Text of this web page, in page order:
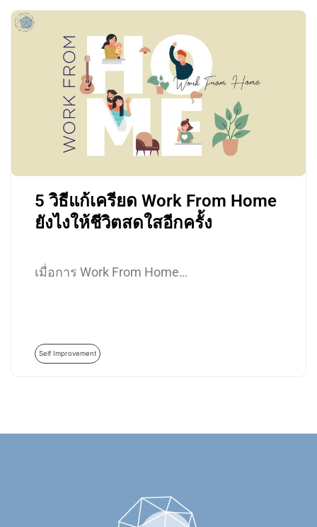
5 วิธีแก้เครียด Work From Home
ยังไงให้ชีวิตสดใสอีกครั้ง
เมื่อการ Work From Home…
Self Improvement